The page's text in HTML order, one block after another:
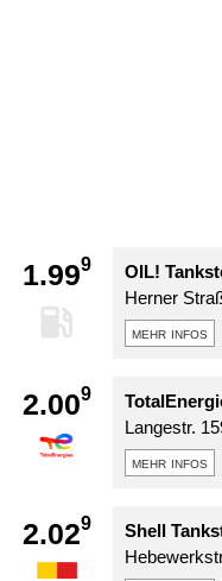
1.999
OIL!
Herner
mehr infos
2.009
Langestr.
mehr infos
2.029
Shell